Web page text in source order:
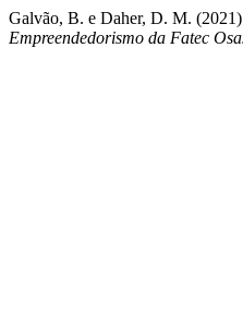
Galvão, B. e Daher, D. M. (2021)
Empreendedorismo da Fatec